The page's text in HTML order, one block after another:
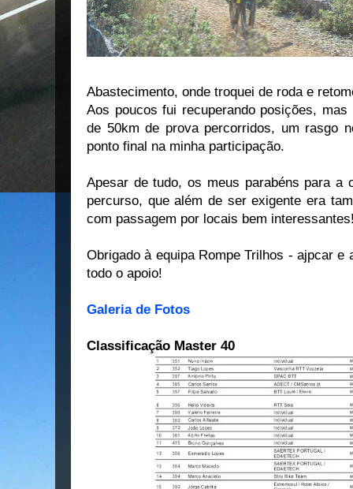
Abastecimento, onde troquei de roda e
Aos poucos fui recuperando posições,
de 50km de prova percorridos, um rasgo
ponto final na minha participação.
Apesar de tudo, os meus parabéns para a
percurso, que além de ser exigente era
com passagem por locais bem
Obrigado à equipa Rompe Trilhos - ajpcar
todo o apoio!
Galeria de Fotos
Classificação Master 40